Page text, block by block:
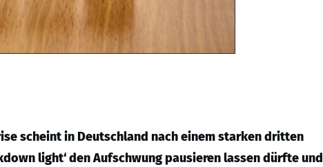
scheint in Deutschland nach einem starken dritten
light‘ den Aufschwung pausieren lassen dürfte und